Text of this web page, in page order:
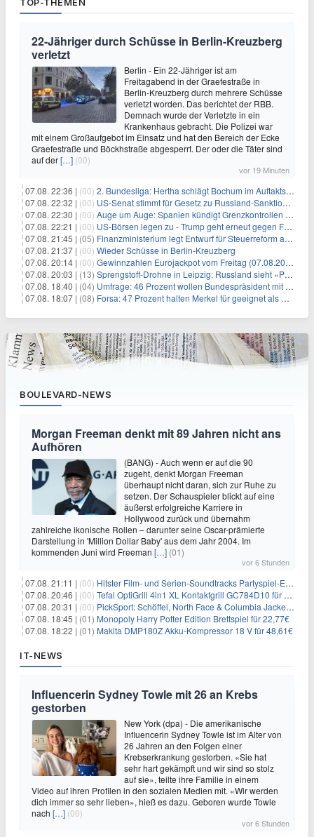
TOP-THEMEN
22-Jähriger durch Schüsse in Berlin-Kreuzberg
verletzt
Berlin - Ein 22-Jähriger ist am
Freitagabend in der Graefestraße in
Berlin-Kreuzberg durch mehrere Schüsse
verletzt worden. Das berichtet der RBB.
Demnach wurde der Verletzte in ein
Krankenhaus gebracht. Die Polizei war
mit einem Großaufgebot im Einsatz und hat den Bereich der Ecke
Graefestraße und Böckhstraße abgesperrt. Der oder die Täter sind
auf der[…] (00)
vor 19 Minuten
07.08. 22:36 | (00) 2. Bundesliga: Hertha schlägt Bochum im Auftaktspiel
07.08. 22:32 | (00) US-Senat stimmt für Gesetz zu Russland-Sanktionen
07.08. 22:30 | (00) Auge um Auge: Spanien kündigt Grenzkontrollen zu Italien an
07.08. 22:21 | (00) US-Börsen legen zu - Trump geht erneut gegen Fed-Gouverneurin vor
07.08. 21:45 | (05) Finanzministerium legt Entwurf für Steuerreform ab 2027 vor
07.08. 21:37 | (00) Wieder Schüsse in Berlin-Kreuzberg
07.08. 20:14 | (00) Gewinnzahlen Eurojackpot vom Freitag (07.08.2026)
07.08. 20:03 | (13) Sprengstoff-Drohne in Leipzig: Russland sieht «Provokation»
07.08. 18:40 | (04) Umfrage: 46 Prozent wollen Bundespräsident mit Politik-Erfahrung
07.08. 18:07 | (08) Forsa: 47 Prozent halten Merkel für geeignet als Bundespräsidentin
BOULEVARD-NEWS
Morgan Freeman denkt mit 89 Jahren nicht ans
Aufhören
(BANG) - Auch wenn er auf die 90
zugeht, denkt Morgan Freeman
überhaupt nicht daran, sich zur Ruhe zu
setzen. Der Schauspieler blickt auf eine
äußerst erfolgreiche Karriere in
Hollywood zurück und übernahm
zahlreiche ikonische Rollen – darunter seine Oscar-prämierte
Darstellung in 'Million Dollar Baby' aus dem Jahr 2004. Im
kommenden Juni wird Freeman […] (01)
vor 6 Stunden
07.08. 21:11 | (00) Hitster Film- und Serien-Soundtracks Partyspiel-Erweiterung für 6,99€
07.08. 20:46 | (00) Tefal OptiGrill 4in1 XL Kontaktgrill GC784D10 für 239,99€
07.08. 20:31 | (00) PickSport: Schöffel, North Face & Columbia Jacken ab 39,60€
07.08. 18:45 | (01) Monopoly Harry Potter Edition Brettspiel für 22,77€
07.08. 18:22 | (01) Makita DMP180Z Akku-Kompressor 18 V für 48,61€
IT-NEWS
Influencerin Sydney Towle mit 26 an Krebs
gestorben
New York (dpa) - Die amerikanische
Influencerin Sydney Towle ist im Alter von
26 Jahren an den Folgen einer
Krebserkrankung gestorben. «Sie hat
sehr hart gekämpft und wir sind so stolz
auf sie», teilte ihre Familie in einem
Video auf ihren Profilen in den sozialen Medien mit. «Wir werden
dich immer so sehr lieben», hieß es dazu. Geboren wurde Towle
nach […] (00)
vor 6 Stunden